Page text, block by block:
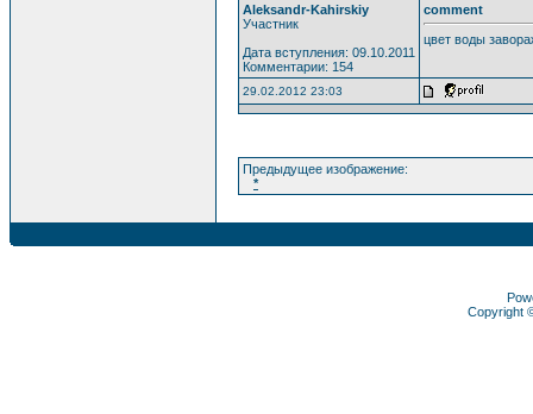
Aleksandr-Kahirskiy
Участник
Дата вступления: 09.10.2011
Комментарии: 154
comment
цвет воды
29.02.2012 23:03
Предыдущее изображение:
*
Copyright